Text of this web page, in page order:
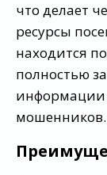
что делает
ресурсы
находится
полностью
информации
мошенников.